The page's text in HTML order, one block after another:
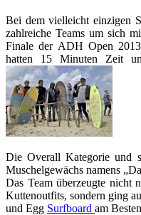
Bei dem vielleicht einzigen
zahlreiche Teams um sich
Finale der ADH Open
hatten 15 Minuten Zeit
Die Overall Kategorie und
Muschelgewächs namens
Das Team überzeugte nicht
Kuttenoutfits, sondern ging
und Egg Surfboard am